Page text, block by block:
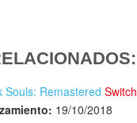
Souls: Remastered Switch
19/10/2018